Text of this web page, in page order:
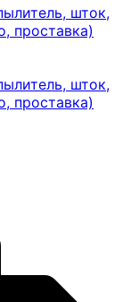
шток,
проставка)
шток,
проставка)